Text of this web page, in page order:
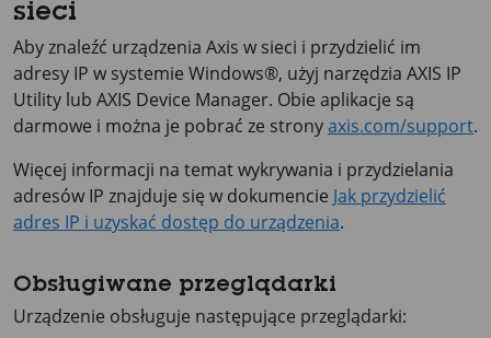
sieci
Aby znaleźć urządzenia Axis w sieci i przydzielić im
adresy IP w systemie Windows®, użyj narzędzia AXIS IP
Utility lub AXIS Device Manager. Obie aplikacje są
darmowe i można je pobrać ze stronyaxis.com/support.
Więcej informacji na temat wykrywania i przydzielania
adresów IP znajduje się w dokumencie Jak przydzielić
adres IP i uzyskać dostęp do urządzenia.
Obsługiwane przeglądarki
Urządzenie obsługuje następujące przeglądarki: